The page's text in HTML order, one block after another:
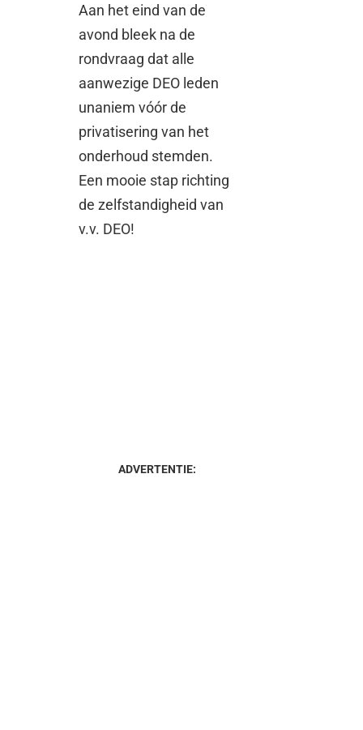
Aan het eind van de
avond bleek na de
rondvraag dat alle
aanwezige DEO leden
unaniem vóór de
privatisering van het
onderhoud stemden.
Een mooie stap richting
de zelfstandigheid van
v.v. DEO!
ADVERTENTIE: